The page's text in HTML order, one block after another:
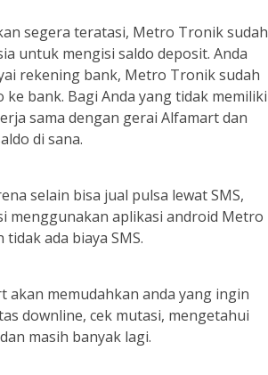
segera teratasi, Metro Tronik sudah
untuk mengisi saldo deposit. Anda
rekening bank, Metro Tronik sudah
bank. Bagi Anda yang tidak memiliki
sama dengan gerai Alfamart dan
di sana.
selain bisa jual pulsa lewat SMS,
menggunakan aplikasi android Metro
ada biaya SMS.
akan memudahkan anda yang ingin
downline, cek mutasi, mengetahui
masih banyak lagi.